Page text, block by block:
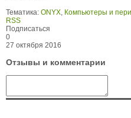
Тематика: ONYX, Компьютеры и
RSS
Подписаться
0
27 октября 2016
Отзывы и комментарии